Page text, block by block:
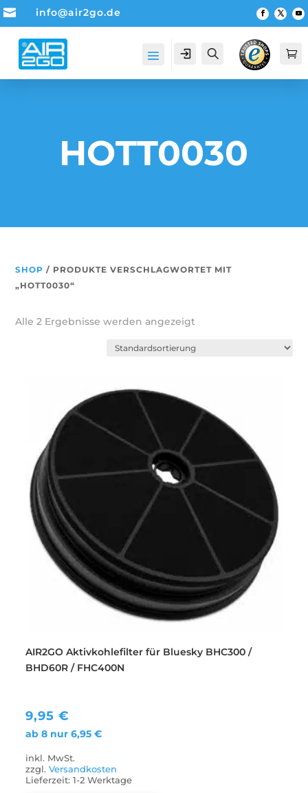
 info@air2go.de
Account Suche 
HOTT0030
SHOP / PRODUKTE VERSCHLAGWORTET MIT
„HOTT0030“
Alle 2 Ergebnisse werden angezeigt
AIR2GO Aktivkohlefilter für Bluesky BHC300 /
BHD60R / FHC400N
9,95€
ab 8 nur6,95€
inkl. MwSt.
zzgl.Versandkosten
Lieferzeit:1-2 Werktage